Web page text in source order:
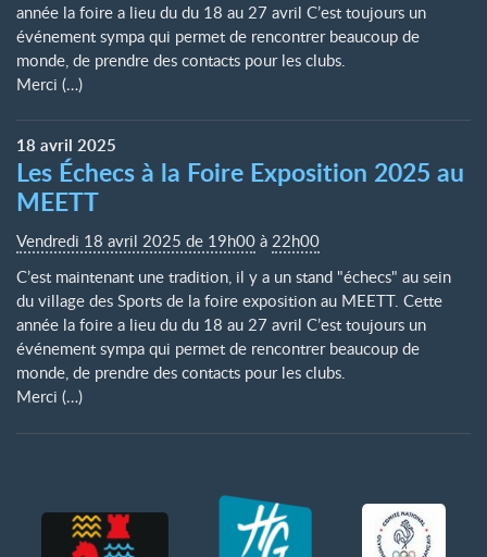
année la foire a lieu du du 18 au 27 avril C’est toujours un
événement sympa qui permet de rencontrer beaucoup de
monde, de prendre des contacts pour les clubs.
Merci (…)
18 avril 2025
Les Échecs à la Foire Exposition 2025 au
MEETT
Vendredi 18 avril 2025 de 19h00 à 22h00
C’est maintenant une tradition, il y a un stand "échecs" au sein
du village des Sports de la foire exposition au MEETT. Cette
année la foire a lieu du du 18 au 27 avril C’est toujours un
événement sympa qui permet de rencontrer beaucoup de
monde, de prendre des contacts pour les clubs.
Merci (…)